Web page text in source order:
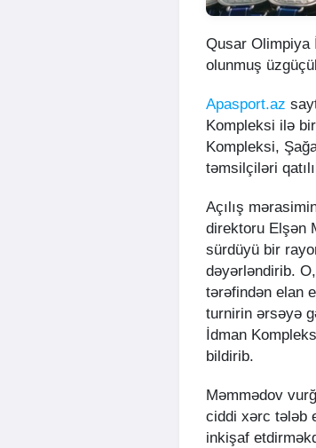
Qusar Olimpiya
olunmuş
Apasport.az
Kompleksi ilə
Kompleksi,
təmsilçiləri
Açılış
direktoru Elşən
sürdüyü bir
dəyərləndirib.
tərəfindən elan
turnirin ərsəyə
İdman
bildirib.
Məmmədov
ciddi xərc tələb
inkişaf